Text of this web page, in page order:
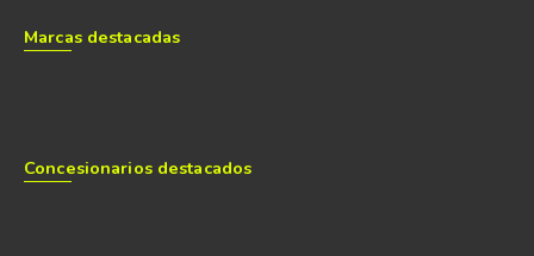
Marcas destacadas
Concesionarios destacados